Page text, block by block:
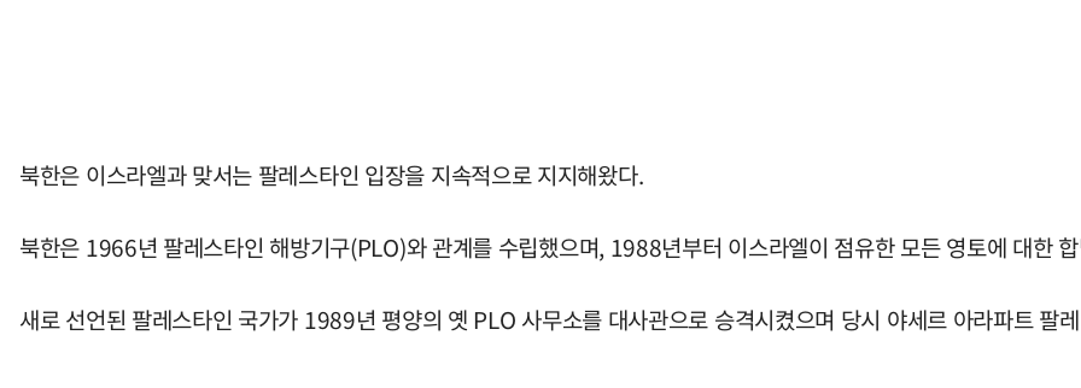
북한은 이스라엘과 맞서는 팔레스타인 입장을 지속적으로 지지해왔다.
북한은 1966년 팔레스타인 해방기구(PLO)와 관계를 수립했으며, 1988년부터 이스라엘이 점유한 모든 영토에 대한
새로 선언된 팔레스타인 국가가 1989년 평양의 옛 PLO 사무소를 대사관으로 승격시켰으며 당시 야세르 아라파트 팔